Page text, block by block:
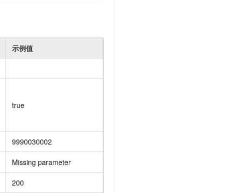
示例值
true
9990030002
Missing parameter
200